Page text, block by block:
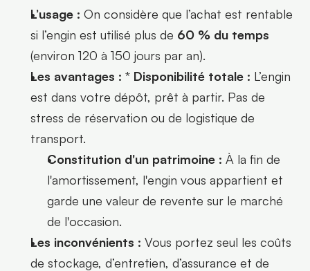
L’usage : On considère que l’achat est rentable
si l’engin est utilisé plus de 60 % du temps
(environ 120 à 150 jours par an).
Les avantages : * Disponibilité totale : L’engin
est dans votre dépôt, prêt à partir. Pas de
stress de réservation ou de logistique de
transport.
Constitution d'un patrimoine : À la fin de
l'amortissement, l'engin vous appartient et
garde une valeur de revente sur le marché
de l'occasion.
Les inconvénients : Vous portez seul les coûts
de stockage, d’entretien, d’assurance et de